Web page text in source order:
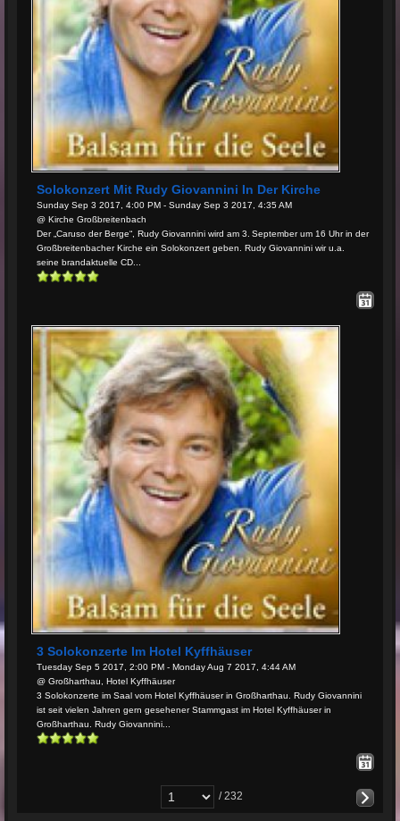
Solokonzert Mit Rudy Giovannini In Der Kirche
Sunday Sep 3 2017, 4:00 PM - Sunday Sep 3 2017, 4:35 AM
@ Kirche Großbreitenbach
Der „Caruso der Berge“, Rudy Giovannini wird am 3. September um 16 Uhr in der
Großbreitenbacher Kirche ein Solokonzert geben. Rudy Giovannini wir u.a.
seine brandaktuelle CD...
3 Solokonzerte Im Hotel Kyffhäuser
Tuesday Sep 5 2017, 2:00 PM - Monday Aug 7 2017, 4:44 AM
@ Großharthau, Hotel Kyffhäuser
3 Solokonzerte im Saal vom Hotel Kyffhäuser in Großharthau. Rudy Giovannini
ist seit vielen Jahren gern gesehener Stammgast im Hotel Kyffhäuser in
Großharthau. Rudy Giovannini...
/ 232